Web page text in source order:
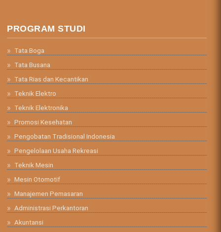
PROGRAM STUDI
Tata Boga
Tata Busana
Tata Rias dan Kecantikan
Teknik Elektro
Teknik Elektronika
Promosi Kesehatan
Pengobatan Tradisional Indonesia
Pengelolaan Usaha Rekreasi
Teknik Mesin
Mesin Otomotif
Manajemen Pemasaran
Administrasi Perkantoran
Akuntansi